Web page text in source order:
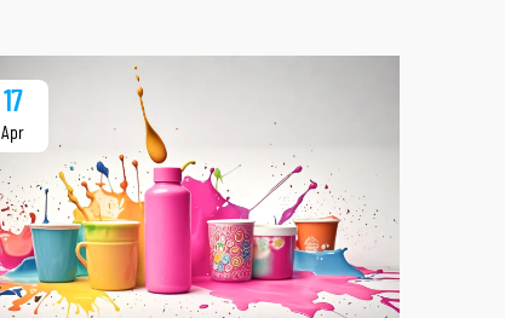
17
Apr